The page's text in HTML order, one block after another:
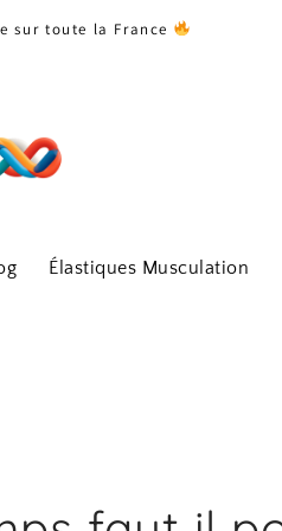
sur toute la France
Élastiques Musculation